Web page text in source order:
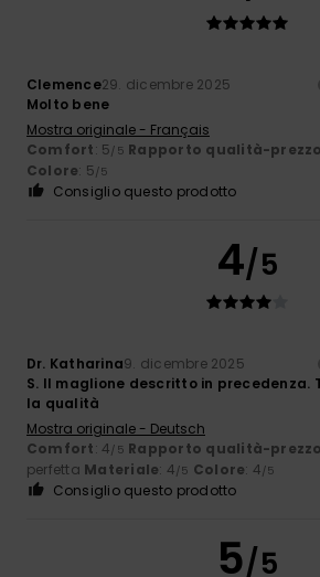
Clemence29. dicembre 2025
Molto bene
Mostra originale - Français
Comfort: 5/5 Rapporto qualità-prezzo
Colore: 5/5
Consiglio questo prodotto
4/5
Dr. Katharina9. dicembre 2025
S. Il maglione descritto in precedenza.
la qualità
Mostra originale - Deutsch
Comfort: 4/5 Rapporto qualità-prezzo
perfetta Materiale: 4/5 Colore: 4/5
Consiglio questo prodotto
5/5